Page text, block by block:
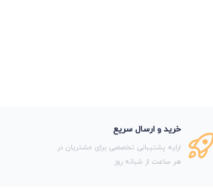
خرید و ارسال سریع
ارایه پشتیبانی تخصصی برای مشتریان در
هر ساعت از شبانه روز